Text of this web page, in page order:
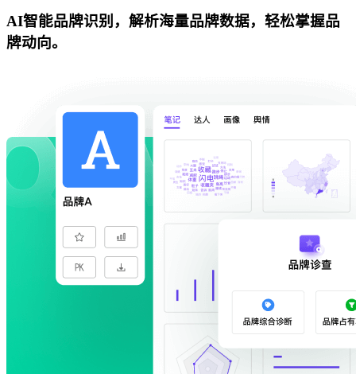
AI智能品牌识别，解析海量品牌数据，轻松掌握品
牌动向。